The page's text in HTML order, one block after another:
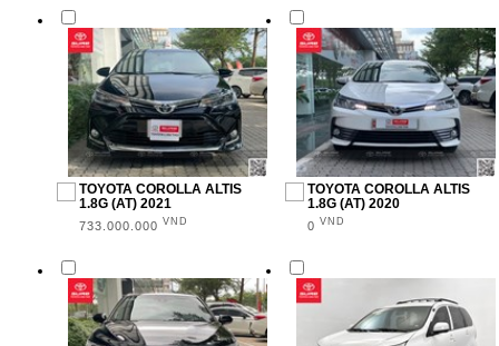
TOYOTA COROLLA ALTIS
1.8G (AT) 2021
733.000.000 VND
TOYOTA COROLLA ALTIS
1.8G (AT) 2020
0 VND